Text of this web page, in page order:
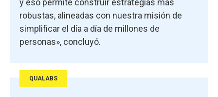
y eso permite construir estrategias más
robustas, alineadas con nuestra misión de
simplificar el día a día de millones de
personas», concluyó.
QUALABS